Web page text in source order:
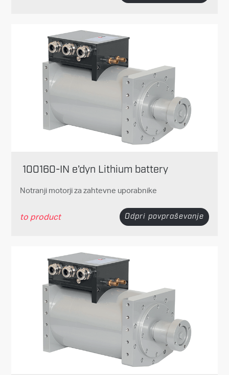
100160-IN e’dyn Lithium battery
Notranji motorji za zahtevne uporabnike
to product Odpri povpraševanje